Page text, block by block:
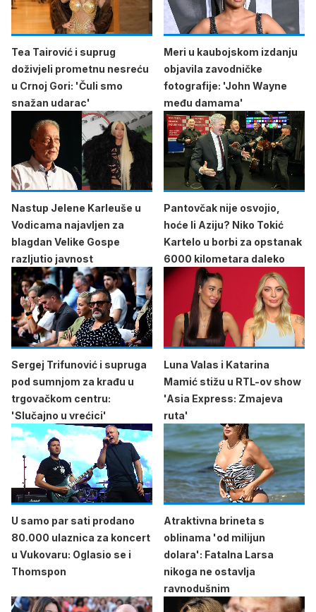
Tea Tairović i suprug
doživjeli prometnu nesreću
u Crnoj Gori: 'Čuli smo
snažan udarac'
Meri u kaubojskom izdanju
objavila zavodničke
fotografije: 'John Wayne
među damama'
Nastup Jelene Karleuše u
Vodicama najavljen za
blagdan Velike Gospe
razljutio javnost
Pantovčak nije osvojio,
hoće li Aziju? Niko Tokić
Kartelo u borbi za opstanak
6000 kilometara daleko
Sergej Trifunović i supruga
pod sumnjom za krađu u
trgovačkom centru:
'Slučajno u vrećici'
Luna Valas i Katarina
Mamić stižu u RTL-ov show
'Asia Express: Zmajeva
ruta'
U samo par sati prodano
80.000 ulaznica za koncert
u Vukovaru: Oglasio se i
Thomspon
Atraktivna brineta s
oblinama 'od milijun
dolara': Fatalna Larsa
nikoga ne ostavlja
ravnodušnim